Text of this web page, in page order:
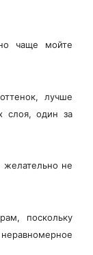
чаще мойте
лучше
слоя, один за
желательно не
поскольку